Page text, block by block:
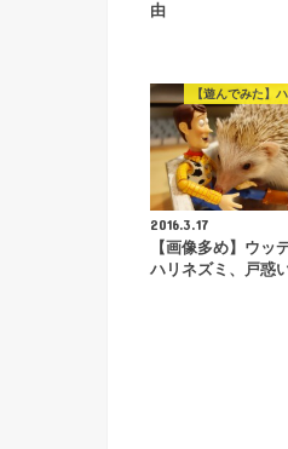
由
【遊んでみた】
2016.3.17
【画像多め】ウッ
ハリネズミ、戸惑